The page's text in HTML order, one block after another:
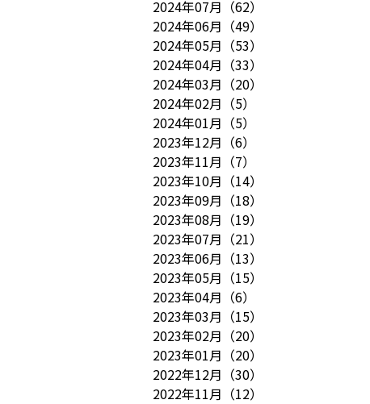
2024年07月 （62）
2024年06月 （49）
2024年05月 （53）
2024年04月 （33）
2024年03月 （20）
2024年02月 （5）
2024年01月 （5）
2023年12月 （6）
2023年11月 （7）
2023年10月 （14）
2023年09月 （18）
2023年08月 （19）
2023年07月 （21）
2023年06月 （13）
2023年05月 （15）
2023年04月 （6）
2023年03月 （15）
2023年02月 （20）
2023年01月 （20）
2022年12月 （30）
2022年11月 （12）